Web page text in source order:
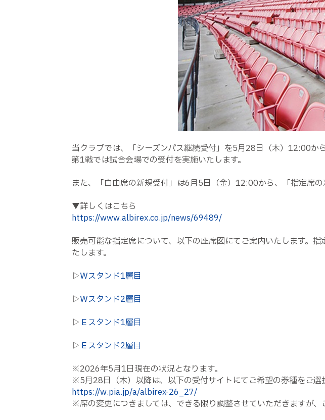
当クラブでは、「シーズンパス継続受付」を5月28日（木）12:00
第1戦では試合会場での受付を実施いたします。
また、「自由席の新規受付」は6月5日（金）12:00から、「指定席
▼詳しくはこちら
https://www.albirex.co.jp/news/69489/
販売可能な指定席について、以下の座席図にてご案内いたします。
たします。
▷Ｗスタンド1層目
▷Ｗスタンド2層目
▷ Ｅスタンド1層目
▷ Ｅスタンド2層目
※2026年5月1日現在の状況となります。
※5月28日（木）以降は、以下の受付サイトにてご希望の券種をご選
https://w.pia.jp/a/albirex-26_27/
※席の変更につきましては、できる限り調整させていただきますが